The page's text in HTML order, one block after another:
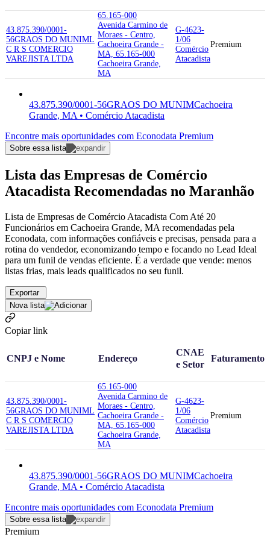
43.875.390/0001-
56GRAOS DO MUNIML
C R S COMERCIO
VAREJISTA LTDA
65.165-000
Avenida Carmino de
Moraes - Centro,
Cachoeira Grande -
MA, 65.165-000
Cachoeira Grande,
MA
G-4623-
1/06
Comércio
Atacadista
Premium
43.875.390/0001-56GRAOS DO MUNIMCachoeira
Grande, MA • Comércio Atacadista
Encontre mais oportunidades com Econodata Premium
Sobre essa lista
Lista das Empresas de Comércio
Atacadista Recomendadas no Maranhão
Lista de Empresas de Comércio Atacadista Com Até 20
Funcionários em Cachoeira Grande, MA recomendadas pela
Econodata, com informações confiáveis e precisas, pensada para a
rotina do vendedor, economizando tempo e focando no Lead Ideal
para um funil de vendas eficiente. É a verdade que vende: menos
listas frias, mais leads qualificados no seu funil.
Exportar
Nova lista
Copiar link
CNPJ e Nome Endereço
CNAE
e Setor
Faturamento
43.875.390/0001-
56GRAOS DO MUNIML
C R S COMERCIO
VAREJISTA LTDA
65.165-000
Avenida Carmino de
Moraes - Centro,
Cachoeira Grande -
MA, 65.165-000
Cachoeira Grande,
MA
G-4623-
1/06
Comércio
Atacadista
Premium
43.875.390/0001-56GRAOS DO MUNIMCachoeira
Grande, MA • Comércio Atacadista
Encontre mais oportunidades com Econodata Premium
Sobre essa lista
Premium